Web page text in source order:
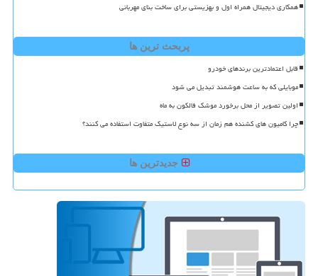
همکاری دیجیتال همراه اول و بهزیستی برای ساخت بنای مهربانی
پربحث ترین ها
قابل اعتمادترین برندهای خودرو
موبایلی که به ساعت هوشمند تبدیل می شود
اولین تصویر از محل برخورد موشک فالکون به ماه
چرا کامیون های کشنده هم زمان از سه نوع لاستیک متفاوت استفاده می کنند؟
جدیدترین ها